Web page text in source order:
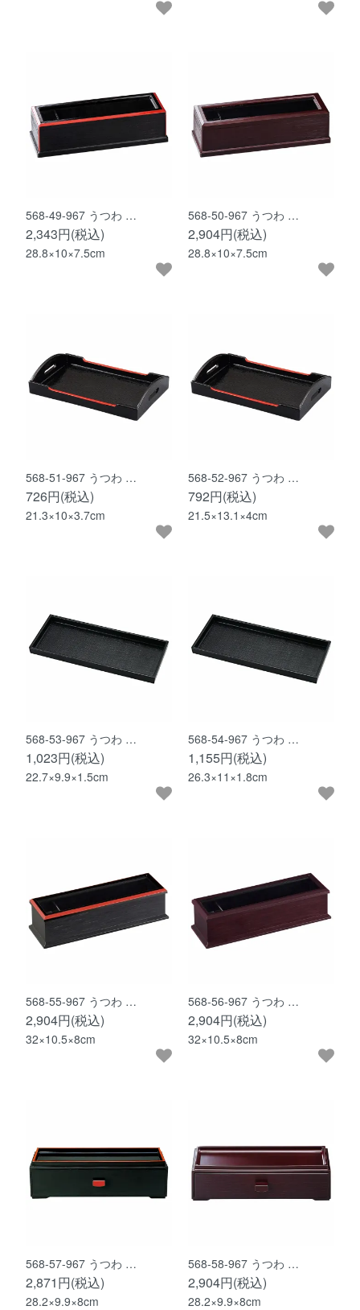
568-49-967 うつわ …
2,343円(税込)
28.8×10×7.5cm
568-50-967 うつわ …
2,904円(税込)
28.8×10×7.5cm
568-51-967 うつわ …
726円(税込)
21.3×10×3.7cm
568-52-967 うつわ …
792円(税込)
21.5×13.1×4cm
568-53-967 うつわ …
1,023円(税込)
22.7×9.9×1.5cm
568-54-967 うつわ …
1,155円(税込)
26.3×11×1.8cm
568-55-967 うつわ …
2,904円(税込)
32×10.5×8cm
568-56-967 うつわ …
2,904円(税込)
32×10.5×8cm
568-57-967 うつわ …
2,871円(税込)
28.2×9.9×8cm
568-58-967 うつわ …
2,904円(税込)
28.2×9.9×8cm